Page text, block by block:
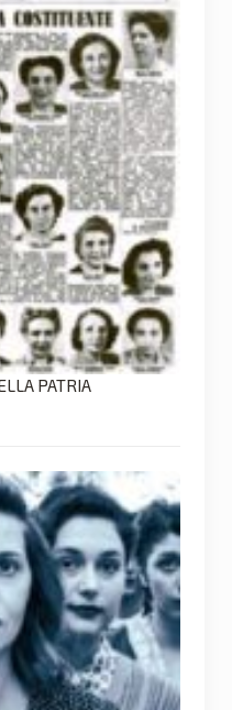
PATRIA